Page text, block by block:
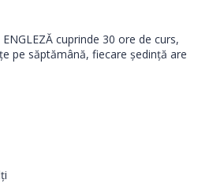
cuprinde 30 ore de curs,
pe săptămână, fiecare ședință are